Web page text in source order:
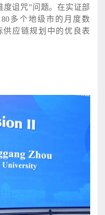
度诅咒”问题。在实证部
多个地级市的月度数
应链规划中的优良表